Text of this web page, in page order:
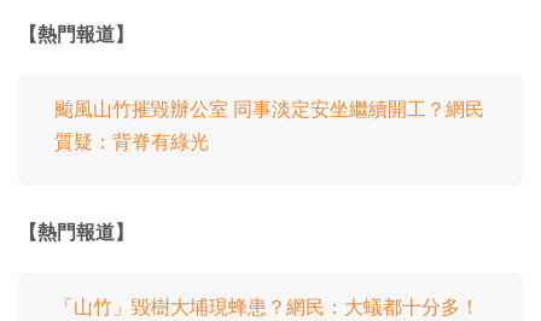
【熱門報道】
颱風山竹摧毀辦公室 同事淡定安坐繼續開工？網民
質疑：背脊有綠光
【熱門報道】
「山竹」毀樹大埔現蜂患？網民：大蟻都十分多！